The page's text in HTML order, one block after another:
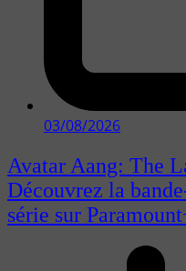
03/08/2026
Avatar Aang: The
Découvrez la
série sur